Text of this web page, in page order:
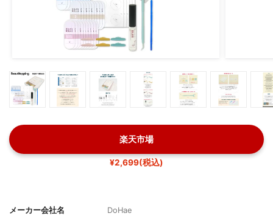
楽天市場
¥2,699(税込)
メーカー会社名
DoHae